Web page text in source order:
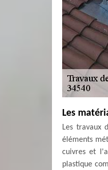
Les
Les travaux
éléments
cuivres et
plastique